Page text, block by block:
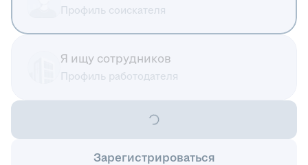
Профиль соискателя
Я ищу сотрудников
Профиль работодателя
Зарегистрироваться